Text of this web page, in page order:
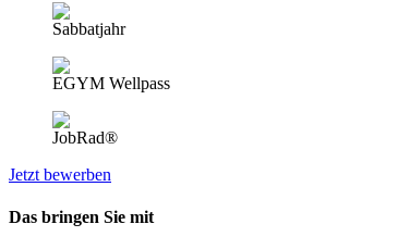
Sabbatjahr
EGYM Wellpass
JobRad®
Jetzt bewerben
Das bringen Sie mit